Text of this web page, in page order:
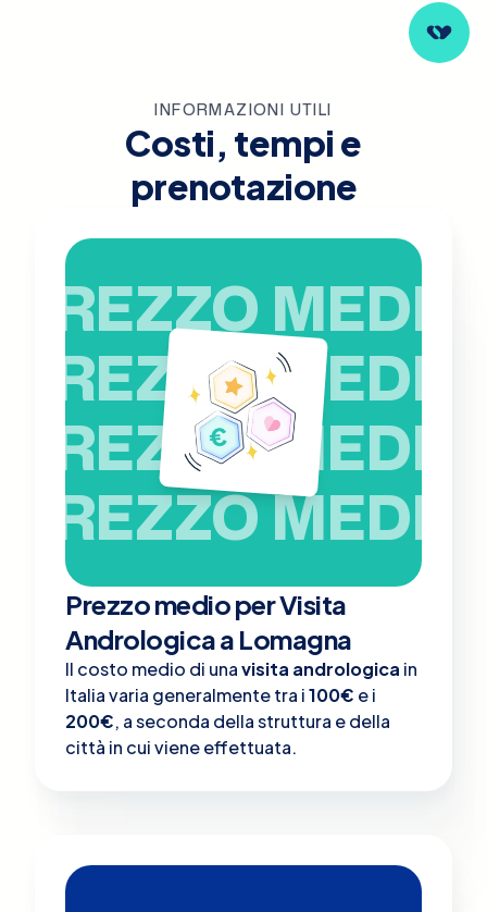
INFORMAZIONI UTILI
Costi, tempi e
prenotazione
PREZZO MEDIO
PREZZO MEDIO
PREZZO MEDIO
PREZZO MEDIO
Prezzo medio per Visita
Andrologica a Lomagna
Il costo medio di unavisita andrologica in
Italia varia generalmente tra i100€ e i
200€, a seconda della struttura e della
città in cui viene effettuata.